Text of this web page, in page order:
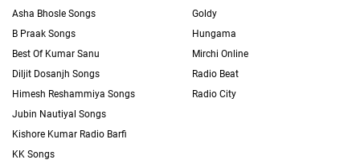
Asha Bhosle Songs
B Praak Songs
Best Of Kumar Sanu
Diljit Dosanjh Songs
Himesh Reshammiya Songs
Jubin Nautiyal Songs
Kishore Kumar Radio Barfi
KK Songs
Goldy
Hungama
Mirchi Online
Radio Beat
Radio City